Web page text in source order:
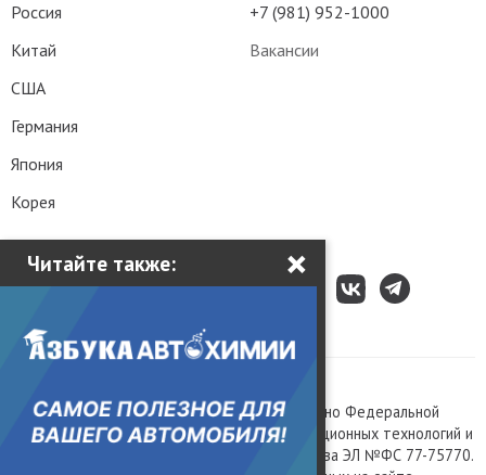
Читайте также: ×
+7 (981) 952-1000
Вакансии
Россия
Китай
США
Германия
Япония
Корея
Сетевое издание «Kolesa.ru», зарегистрировано Федеральной
службой по надзору в сфере связи, информационных технологий и
массовых коммуникаций, номер свидетельства ЭЛ №ФС 77-75770.